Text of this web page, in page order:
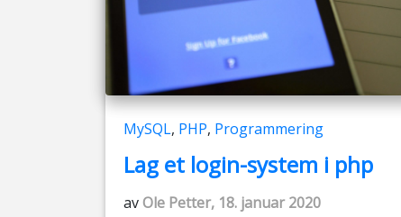
MySQL, PHP, Programmering
Lag et login-system i php
avOle Petter, 18. januar 2020